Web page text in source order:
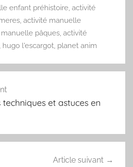
enfant préhistoire, activité
, activité manuelle
pâques, activité
, hugo l'escargot, planet anim
techniques et astuces en
Article suivant